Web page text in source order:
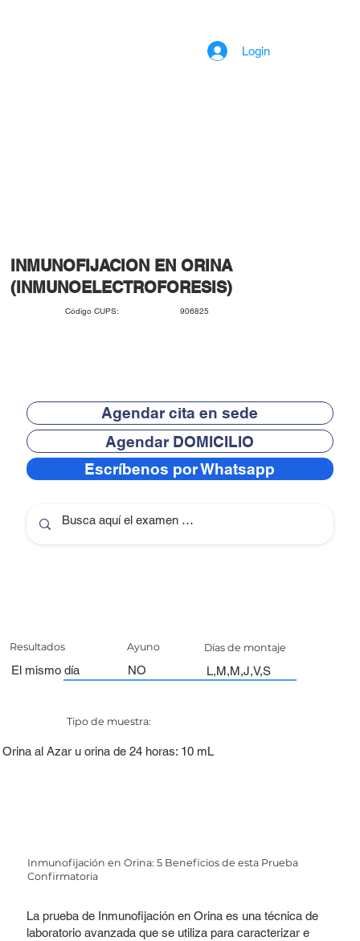
Login
INMUNOFIJACION EN ORINA
(INMUNOELECTROFORESIS)
Código CUPS: 906825
Agendar cita en sede
Agendar DOMICILIO
Escríbenos por Whatsapp
Resultados
El mismo día
Días de montaje
L,M,M,J,V,S
Ayuno
NO
Tipo de muestra:
Orina al Azar u orina de 24 horas: 10 mL
Inmunofijación en Orina: 5 Beneficios de esta Prueba
Confirmatoria
La prueba de Inmunofijación en Orina es una técnica de
laboratorio avanzada que se utiliza para caracterizar e